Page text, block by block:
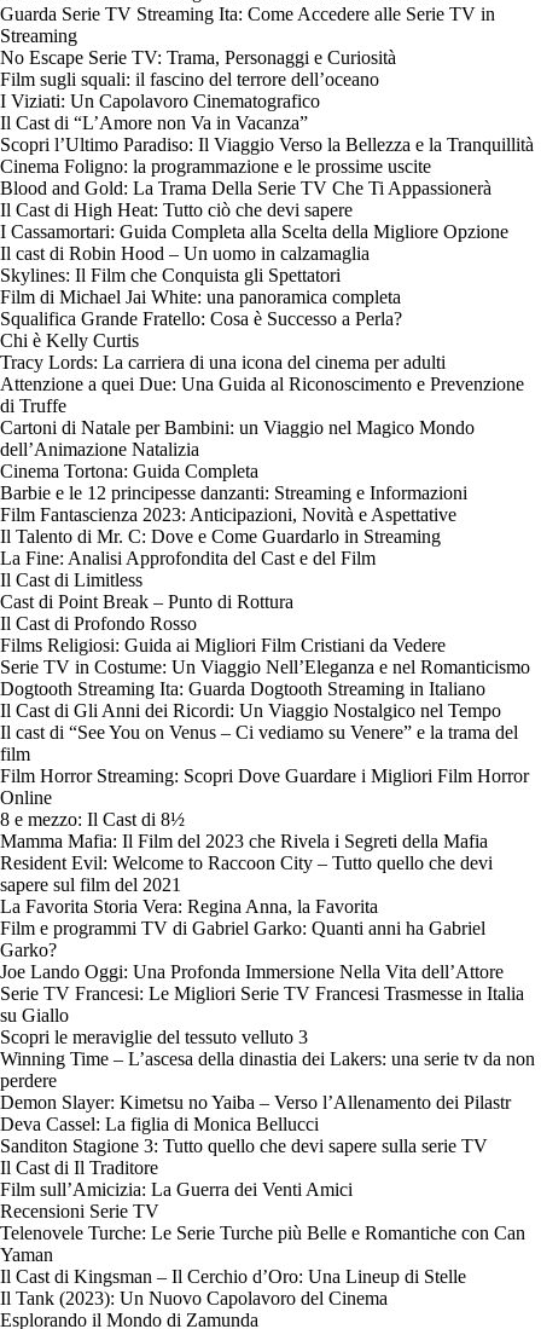
Guarda Serie TV Streaming Ita: Come Accedere alle Serie TV in
Streaming
No Escape Serie TV: Trama, Personaggi e Curiosità
Film sugli squali: il fascino del terrore dell’oceano
I Viziati: Un Capolavoro Cinematografico
Il Cast di “L’Amore non Va in Vacanza”
Scopri l’Ultimo Paradiso: Il Viaggio Verso la Bellezza e la Tranquillità
Cinema Foligno: la programmazione e le prossime uscite
Blood and Gold: La Trama Della Serie TV Che Ti Appassionerà
Il Cast di High Heat: Tutto ciò che devi sapere
I Cassamortari: Guida Completa alla Scelta della Migliore Opzione
Il cast di Robin Hood – Un uomo in calzamaglia
Skylines: Il Film che Conquista gli Spettatori
Film di Michael Jai White: una panoramica completa
Squalifica Grande Fratello: Cosa è Successo a Perla?
Chi è Kelly Curtis
Tracy Lords: La carriera di una icona del cinema per adulti
Attenzione a quei Due: Una Guida al Riconoscimento e Prevenzione
di Truffe
Cartoni di Natale per Bambini: un Viaggio nel Magico Mondo
dell’Animazione Natalizia
Cinema Tortona: Guida Completa
Barbie e le 12 principesse danzanti: Streaming e Informazioni
Film Fantascienza 2023: Anticipazioni, Novità e Aspettative
Il Talento di Mr. C: Dove e Come Guardarlo in Streaming
La Fine: Analisi Approfondita del Cast e del Film
Il Cast di Limitless
Cast di Point Break – Punto di Rottura
Il Cast di Profondo Rosso
Films Religiosi: Guida ai Migliori Film Cristiani da Vedere
Serie TV in Costume: Un Viaggio Nell’Eleganza e nel Romanticismo
Dogtooth Streaming Ita: Guarda Dogtooth Streaming in Italiano
Il Cast di Gli Anni dei Ricordi: Un Viaggio Nostalgico nel Tempo
Il cast di “See You on Venus – Ci vediamo su Venere” e la trama del
film
Film Horror Streaming: Scopri Dove Guardare i Migliori Film Horror
Online
8 e mezzo: Il Cast di 8½
Mamma Mafia: Il Film del 2023 che Rivela i Segreti della Mafia
Resident Evil: Welcome to Raccoon City – Tutto quello che devi
sapere sul film del 2021
La Favorita Storia Vera: Regina Anna, la Favorita
Film e programmi TV di Gabriel Garko: Quanti anni ha Gabriel
Garko?
Joe Lando Oggi: Una Profonda Immersione Nella Vita dell’Attore
Serie TV Francesi: Le Migliori Serie TV Francesi Trasmesse in Italia
su Giallo
Scopri le meraviglie del tessuto velluto 3
Winning Time – L’ascesa della dinastia dei Lakers: una serie tv da non
perdere
Demon Slayer: Kimetsu no Yaiba – Verso l’Allenamento dei Pilastr
Deva Cassel: La figlia di Monica Bellucci
Sanditon Stagione 3: Tutto quello che devi sapere sulla serie TV
Il Cast di Il Traditore
Film sull’Amicizia: La Guerra dei Venti Amici
Recensioni Serie TV
Telenovele Turche: Le Serie Turche più Belle e Romantiche con Can
Yaman
Il Cast di Kingsman – Il Cerchio d’Oro: Una Lineup di Stelle
Il Tank (2023): Un Nuovo Capolavoro del Cinema
Esplorando il Mondo di Zamunda